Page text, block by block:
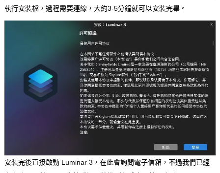
執行安裝檔，過程需要連線，大約3-5分鐘就可以安裝完畢。
安裝完後直接啟動 Luminar 3，在此會詢問電子信箱，不過我們已經